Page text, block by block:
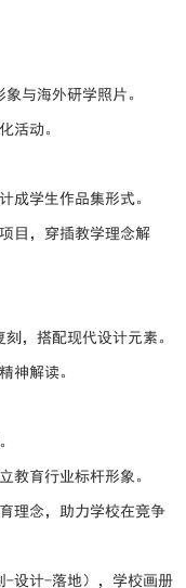
与海外研学照片。
活动。
成学生作品集形式。
目，穿插教学理念解
，搭配现代设计元素。
神解读。
教育行业标杆形象。
理念，助力学校在竞争
-设计-落地），学校画册